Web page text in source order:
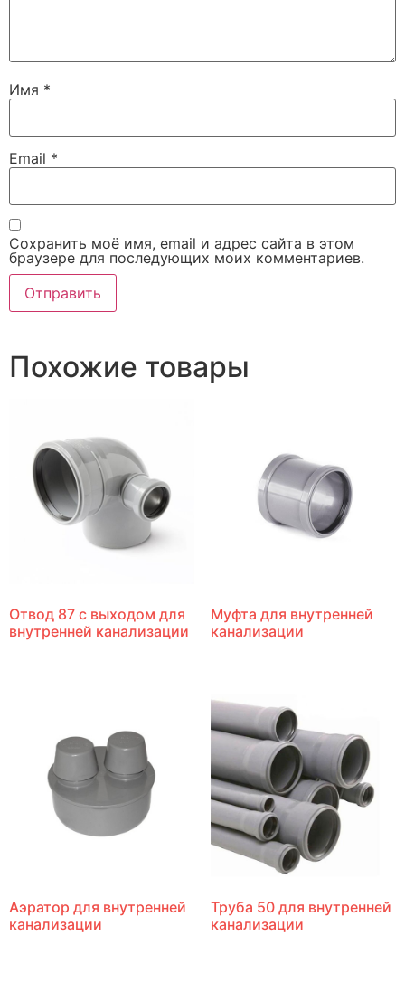
Имя *
Email *
Сохранить моё имя, email и адрес сайта в этом
браузере для последующих моих комментариев.
Похожие товары
Отвод 87 с выходом для
внутренней канализации
Муфта для внутренней
канализации
Аэратор для внутренней
канализации
Труба 50 для внутренней
канализации